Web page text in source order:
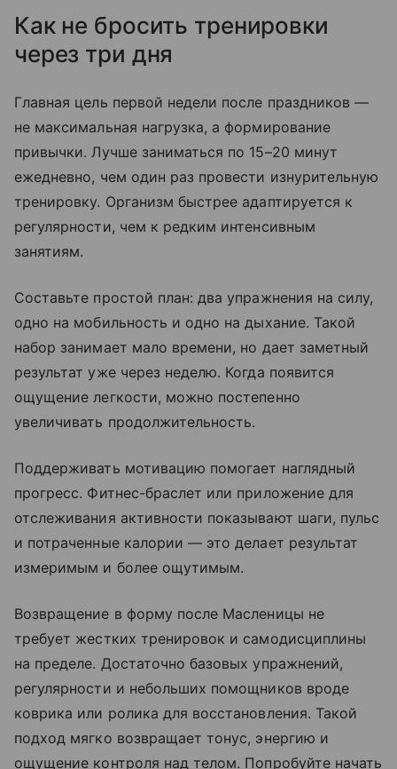
Как не бросить тренировки
через три дня
Главная цель первой недели после праздников —
не максимальная нагрузка, а формирование
привычки. Лучше заниматься по 15–20 минут
ежедневно, чем один раз провести изнурительную
тренировку. Организм быстрее адаптируется к
регулярности, чем к редким интенсивным
занятиям.
Составьте простой план: два упражнения на силу,
одно на мобильность и одно на дыхание. Такой
набор занимает мало времени, но дает заметный
результат уже через неделю. Когда появится
ощущение легкости, можно постепенно
увеличивать продолжительность.
Поддерживать мотивацию помогает наглядный
прогресс. Фитнес-браслет или приложение для
отслеживания активности показывают шаги, пульс
и потраченные калории — это делает результат
измеримым и более ощутимым.
Возвращение в форму после Масленицы не
требует жестких тренировок и самодисциплины
на пределе. Достаточно базовых упражнений,
регулярности и небольших помощников вроде
коврика или ролика для восстановления. Такой
подход мягко возвращает тонус, энергию и
ощущение контроля над телом. Попробуйте начать